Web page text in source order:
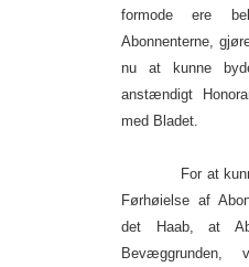
formode ere
Abonnenterne,
nu at kunne
anstændigt
med Bladet.
For at kunne
Førhøielse af
det Haab, at
Bevæggrunden,